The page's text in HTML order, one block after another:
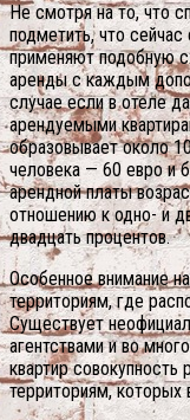
Не смотря на то, что
подметить, что
применяют подобную
аренды с каждым
случае если в отеле
арендуемыми
образовывает около
человека — 60 евро и
арендной платы
отношению к одно- и
двадцать процентов.
Особенное внимание
территориям, где
Существует
агентствами и во
квартир
территориям, которых